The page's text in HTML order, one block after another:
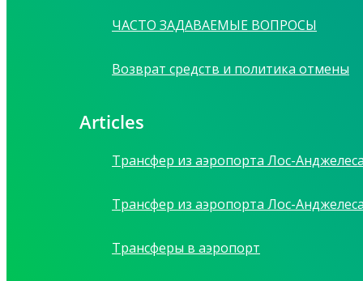
ЧАСТО ЗАДАВАЕМЫЕ ВОПРОСЫ
Возврат средств и политика отмены
Articles
Трансфер из аэропорта Лос-
Трансфер из аэропорта Лос-
Трансферы в аэропорт